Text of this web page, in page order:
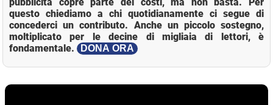
questo chiediamo a chi quotidianamente ci segue di
concederci un contributo. Anche un piccolo sostegno,
moltiplicato per le decine di migliaia di lettori, è
fondamentale.
DONA ORA